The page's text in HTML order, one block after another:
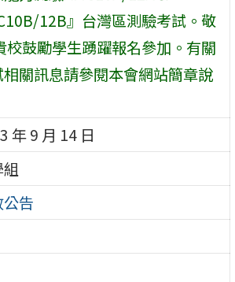
12B』台灣區測驗考試。敬
校鼓勵學生踴躍報名參加。有關
相關訊息請參閱本會網站簡章說
年 9 月 14 日
告